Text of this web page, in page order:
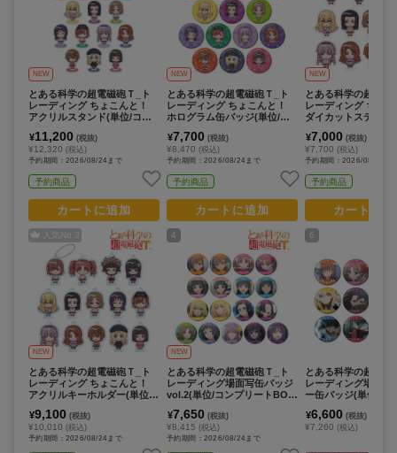
NEW
とある科学の超電磁砲Ｔ_ト
レーディング ちょこんと！
アクリルスタンド(単位/コン
¥11,200 (税抜)
¥12,320 (税込)
予約期間：2026/08/24まで
予約商品
カートに追加
人気No. 2
NEW
とある科学の超電磁砲Ｔ_ト
レーディング ちょこんと！
アクリルキーホルダー(単位/
入り)
¥9,100 (税抜)
¥10,010 (税込)
予約期間：2026/08/24まで
NEW
とある科学の超電磁砲Ｔ_ト
レーディング ちょこんと！
ホログラム缶バッジ(単位/コ
り)
¥7,700 (税抜)
¥8,470 (税込)
予約期間：2026/08/24まで
予約商品
カートに追加
4
NEW
とある科学の超電磁砲Ｔ_ト
レーディング場面写缶バッジ
vol.2(単位/コンプリートBOX/
¥7,650 (税抜)
¥8,415 (税込)
予約期間：2026/08/24まで
NEW
とある科学の超電磁
レーディング ちょ
ダイカットステッカ
入り)
¥7,000 (税抜)
¥7,700 (税込)
予約期間：2026/08/24ま
予約商品
カートに
6
とある科学の超電磁
レーディング場面写
ー缶バッジ(単位/コ
¥6,600 (税抜)
¥7,260 (税込)